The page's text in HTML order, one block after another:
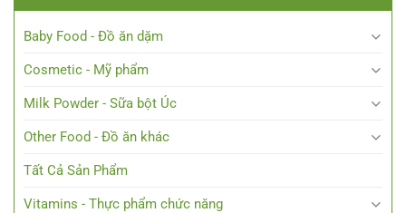
Baby Food - Đồ ăn dặm
Cosmetic - Mỹ phẩm
Milk Powder - Sữa bột Úc
Other Food - Đồ ăn khác
Tất Cả Sản Phẩm
Vitamins - Thực phẩm chức năng